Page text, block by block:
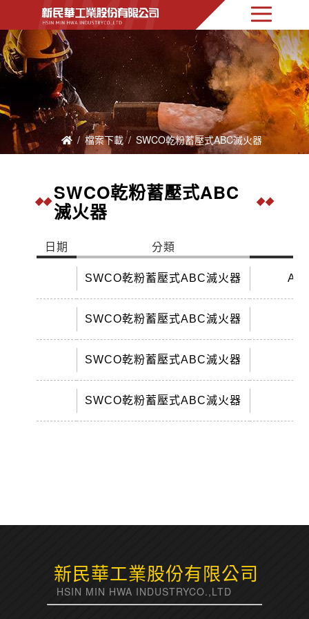
檔案下載 SWCO乾粉蓄壓式ABC滅火器
SWCO乾粉蓄壓式ABC
滅火器
日期 分類
SWCO乾粉蓄壓式ABC滅火器
SWCO乾粉蓄壓式ABC滅火器
SWCO乾粉蓄壓式ABC滅火器
SWCO乾粉蓄壓式ABC滅火器
新民華工業股份有限公司
HSIN MIN HWA INDUSTRYCO.,LTD